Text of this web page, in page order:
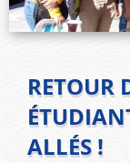
RETOUR
ALLÉS !